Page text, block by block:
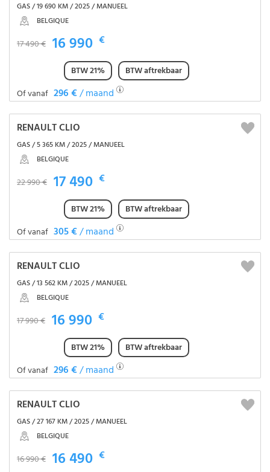
GAS / 19 690 KM / 2025 / MANUEEL
BELGIQUE
17 490 € 16 990 €
BTW 21%
BTW aftrekbaar
Of vanaf 296 €/ maand
RENAULT CLIO
GAS / 5 365 KM / 2025 / MANUEEL
BELGIQUE
22 990 € 17 490 €
BTW 21%
BTW aftrekbaar
Of vanaf 305 €/ maand
RENAULT CLIO
GAS / 13 562 KM / 2025 / MANUEEL
BELGIQUE
17 990 € 16 990 €
BTW 21%
BTW aftrekbaar
Of vanaf 296 €/ maand
RENAULT CLIO
GAS / 27 167 KM / 2025 / MANUEEL
BELGIQUE
16 990 € 16 490 €